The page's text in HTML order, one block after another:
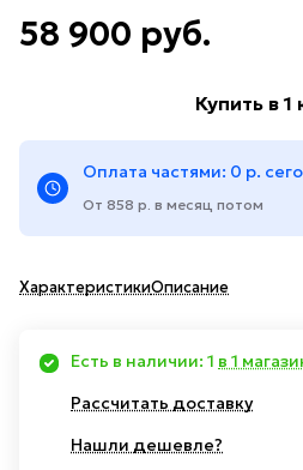
58 900 руб.
Купить в 1
Оплата частями: 0 р.
От 858 р. в месяц потом
ХарактеристикиОписание
Есть в наличии: 1 в 1
Рассчитать доставку
Нашли дешевле?